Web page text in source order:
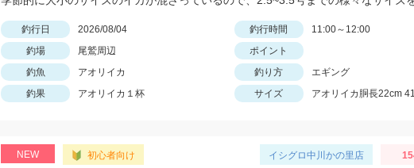
釣行日 2026/08/04 釣行時間
11:00～12:00
釣場
尾鷲周辺
ポイント
釣魚
アオリイカ 釣り方
エギング
釣果
アオリイカ１杯 サイズ アオリイカ胴長22cm
NEW 初心者向け イシグロ中川かの里店